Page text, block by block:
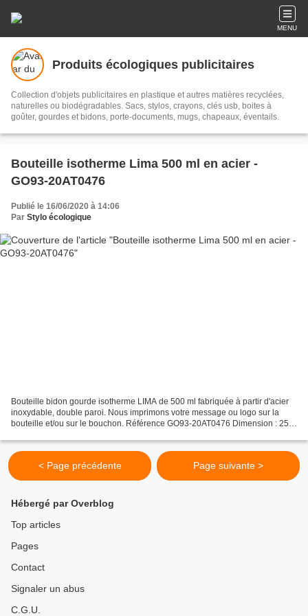
MENU
Produits écologiques publicitaires
Collection d'objets publicitaires en plastique et autres matières recyclées,
naturelles ou biodégradables. Sacs, stylos, crayons, clés usb, boites à
goûter, gourdes et bidons, porte-documents, mugs, chapeaux, éventails.
Bouteille isotherme Lima 500 ml en acier -
GO93-20AT0476
Publié le 16/06/2020 à 14:06
Par Stylo écologique
Bouteille bidon gourde isotherme LIMA de 500 ml fabriquée à partir d'acier
inoxydable, double paroi. Nous imprimons votre message ou logo sur la
bouteille et/ou sur le bouchon. Référence GO93-20AT0476 Dimension : 257
< Page précédente Page suivante >
Hébergé par Overblog
Top articles
Pages
Contact
Signaler un abus
C.G.U.